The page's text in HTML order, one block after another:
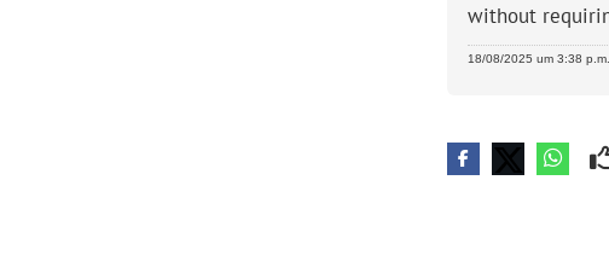
without
18/08/2025 um 3:38